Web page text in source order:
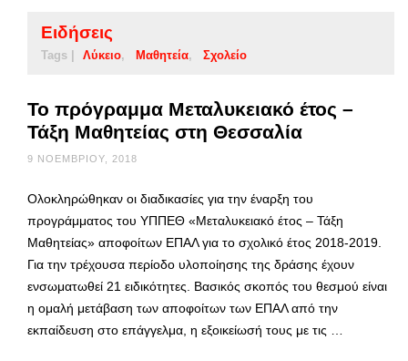
Ειδήσεις
Tags | Λύκειο Μαθητεία Σχολείο
Το πρόγραμμα Μεταλυκειακό έτος –
Τάξη Μαθητείας στη Θεσσαλία
9 ΝΟΕΜΒΡΊΟΥ, 2018
Ολοκληρώθηκαν οι διαδικασίες για την έναρξη του
προγράμματος του ΥΠΠΕΘ «Μεταλυκειακό έτος – Τάξη
Μαθητείας» αποφοίτων ΕΠΑΛ για το σχολικό έτος 2018-2019.
Για την τρέχουσα περίοδο υλοποίησης της δράσης έχουν
ενσωματωθεί 21 ειδικότητες. Βασικός σκοπός του θεσμού είναι
η ομαλή μετάβαση των αποφοίτων των ΕΠΑΛ από την
εκπαίδευση στο επάγγελμα, η εξοικείωσή τους με τις …